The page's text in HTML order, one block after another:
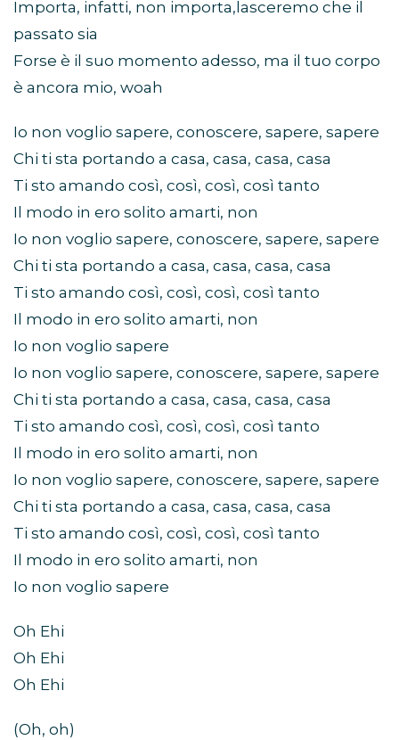
Importa, infatti, non importa,lasceremo che il
passato sia
Forse è il suo momento adesso, ma il tuo corpo
è ancora mio, woah
Io non voglio sapere, conoscere, sapere, sapere
Chi ti sta portando a casa, casa, casa, casa
Ti sto amando così, così, così, così tanto
Il modo in ero solito amarti, non
Io non voglio sapere, conoscere, sapere, sapere
Chi ti sta portando a casa, casa, casa, casa
Ti sto amando così, così, così, così tanto
Il modo in ero solito amarti, non
Io non voglio sapere
Io non voglio sapere, conoscere, sapere, sapere
Chi ti sta portando a casa, casa, casa, casa
Ti sto amando così, così, così, così tanto
Il modo in ero solito amarti, non
Io non voglio sapere, conoscere, sapere, sapere
Chi ti sta portando a casa, casa, casa, casa
Ti sto amando così, così, così, così tanto
Il modo in ero solito amarti, non
Io non voglio sapere
Oh Ehi
Oh Ehi
Oh Ehi
(Oh, oh)